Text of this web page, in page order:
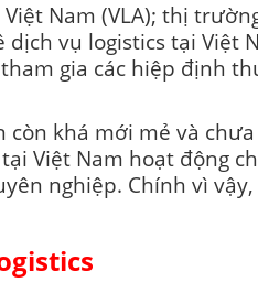
Nam (VLA); thị
vụ logistics tại
gia các hiệp định
khá mới mẻ và
Việt Nam hoạt động
nghiệp. Chính vì